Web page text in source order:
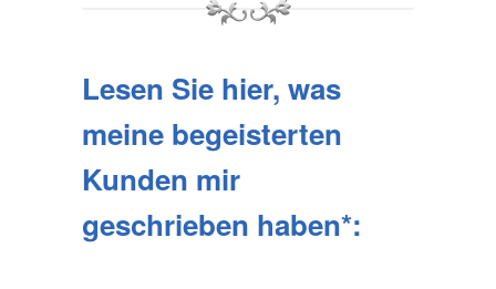
Lesen Sie hier, was
meine begeisterten
Kunden mir
geschrieben haben*: